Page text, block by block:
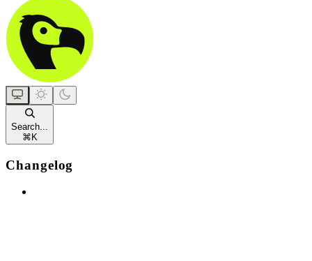
Search...
⌘ K
Changelog